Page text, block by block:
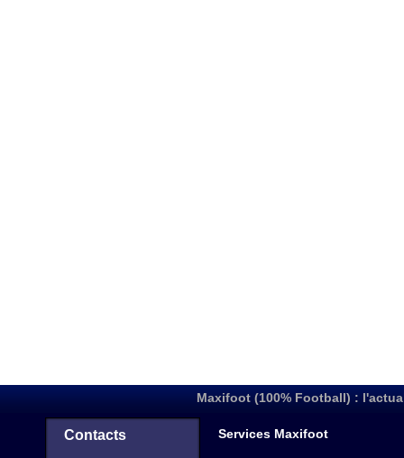
Maxifoot (100% Football) :
Contacts Services Maxifoot